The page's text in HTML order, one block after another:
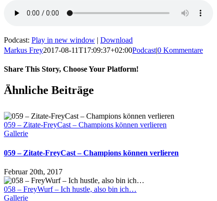
Podcast: Play in new window | Download
Markus Frey2017-08-11T17:09:37+02:00Podcast|0 Kommentare
Share This Story, Choose Your Platform!
Ähnliche Beiträge
059 – Zitate-FreyCast – Champions können verlieren
Gallerie
059 – Zitate-FreyCast – Champions können verlieren
Februar 20th, 2017
058 – FreyWurf – Ich hustle, also bin ich…
Gallerie